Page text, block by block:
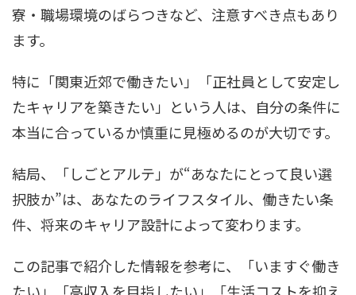
寮・職場環境のばらつきなど、注意すべき点もあり
ます。
特に「関東近郊で働きたい」「正社員として安定し
たキャリアを築きたい」という人は、自分の条件に
本当に合っているか慎重に見極めるのが大切です。
結局、「しごとアルテ」が“あなたにとって良い選
択肢か”は、あなたのライフスタイル、働きたい条
件、将来のキャリア設計によって変わります。
この記事で紹介した情報を参考に、「いますぐ働き